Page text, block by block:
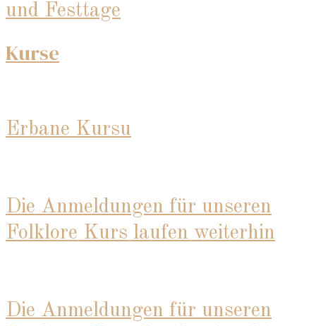
und Festtage
Kurse
Erbane Kursu
Die Anmeldungen für unseren
Folklore Kurs laufen weiterhin
Die Anmeldungen für unseren